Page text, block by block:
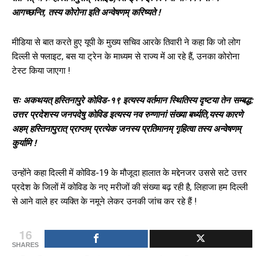
आगच्छन्ति, तस्य कोरोना इति अन्वेषणम् करिष्यते !
मीडिया से बात करते हुए यूपी के मुख्य सचिव आरके तिवारी ने कहा कि जो लोग
दिल्ली से फ्लाइट, बस या ट्रेन के माध्यम से राज्य में आ रहे हैं, उनका कोरोना
टेस्ट किया जाएगा !
सः अकथयत् हस्तिनापुरे कोविड-१९ इत्यस्य वर्तमान स्थितिस्य दृष्टया तेन सम्बद्ध:
उत्तर प्रदेशस्य जनपदेषु कोविड इत्यस्य नव रुग्णानां संख्या बर्ध्यति,यस्य कारणे
अहम् हस्तिनापुरात् प्राप्तम् प्रत्येक जनस्य प्रतिमानम् गृहित्वा तस्य अन्वेषणम्
कुर्यामि !
उन्होंने कहा दिल्ली में कोविड-19 के मौजूदा हालात के मद्देनजर उससे सटे उत्तर
प्रदेश के जिलों में कोविड के नए मरीजों की संख्या बढ़ रही है, लिहाजा हम दिल्ली
से आने वाले हर व्यक्ति के नमूने लेकर उनकी जांच कर रहे हैं !
16
SHARES